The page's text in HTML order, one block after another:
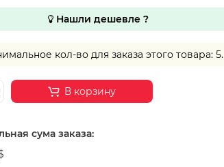
Нашли дешевле ?
кол-во для заказа этого товара: 5.
В корзину
сума заказа: